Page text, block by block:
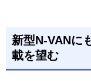
新型N-VANに
載を望む